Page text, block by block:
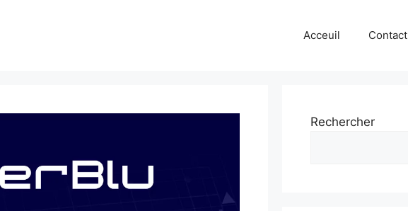
Acceuil Contact
Rechercher